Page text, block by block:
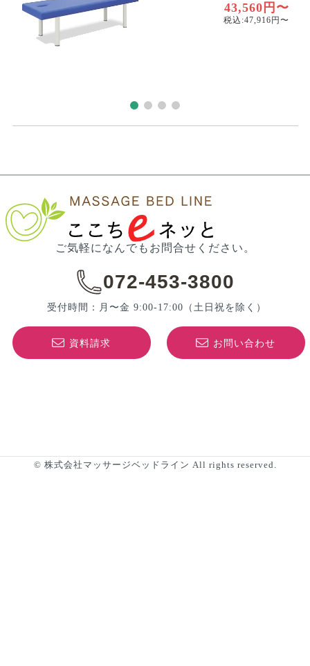
43,560円〜
税込:47,916円〜
ご気軽になんでもお問合せください。
072-453-3800
受付時間：月〜金 9:00-17:00 （土日祝を除く）
資料請求 お問い合わせ
© 株式会社マッサージベッドライン All rights reserved.